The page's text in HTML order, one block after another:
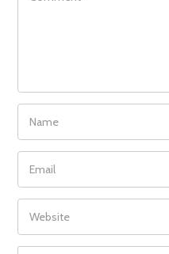
NAME
EMAIL
WEBSITE